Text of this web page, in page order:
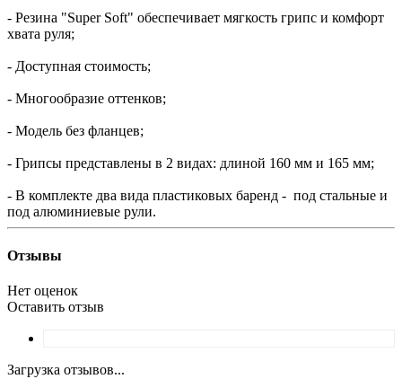
- Резина "Super Soft" обеспечивает мягкость грипс и комфорт
хвата руля;
- Доступная стоимость;
- Многообразие оттенков;
- Модель без фланцев;
- Грипсы представлены в 2 видах: длиной 160 мм и 165 мм;
- В комплекте два вида пластиковых баренд - под стальные и
под алюминиевые рули.
Отзывы
Нет оценок
Оставить отзыв
Загрузка отзывов...